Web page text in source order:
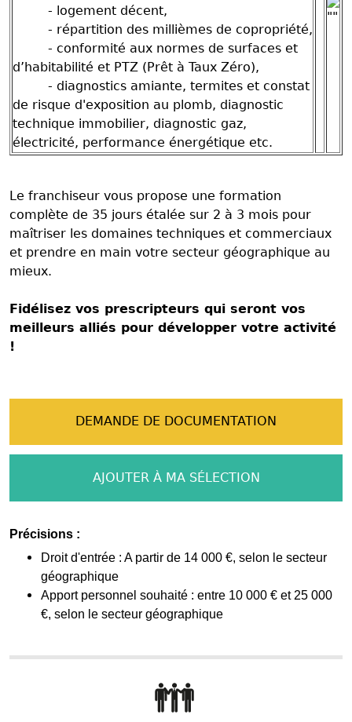
- logement décent,
- répartition des millièmes de copropriété,
- conformité aux normes de surfaces et
d’habitabilité et PTZ (Prêt à Taux Zéro),
- diagnostics amiante, termites et constat
de risque d'exposition au plomb, diagnostic
technique immobilier, diagnostic gaz,
électricité, performance énergétique etc.
Le franchiseur vous propose une formation
complète de 35 jours étalée sur 2 à 3 mois pour
maîtriser les domaines techniques et commerciaux
et prendre en main votre secteur géographique au
mieux.
Fidélisez vos prescripteurs qui seront vos
meilleurs alliés pour développer votre activité
!
DEMANDE DE DOCUMENTATION
AJOUTER À MA SÉLECTION
Précisions :
Droit d'entrée : A partir de 14 000 €, selon le secteur
géographique
Apport personnel souhaité : entre 10 000 € et 25 000
€, selon le secteur géographique